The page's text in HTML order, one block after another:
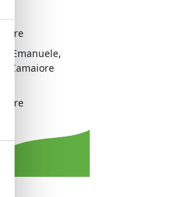
V. Emanuele,
Camaiore